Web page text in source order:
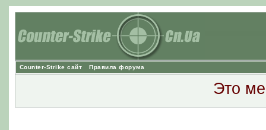
Counter-Strike сайт Правила форума
Это